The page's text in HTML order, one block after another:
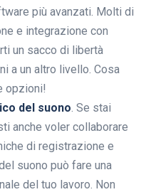
più avanzati. Molti di
e integrazione con
un sacco di libertà
a un altro livello. Cosa
opzioni!
del suono. Se stai
anche voler collaborare
di registrazione e
suono può fare una
del tuo lavoro. Non